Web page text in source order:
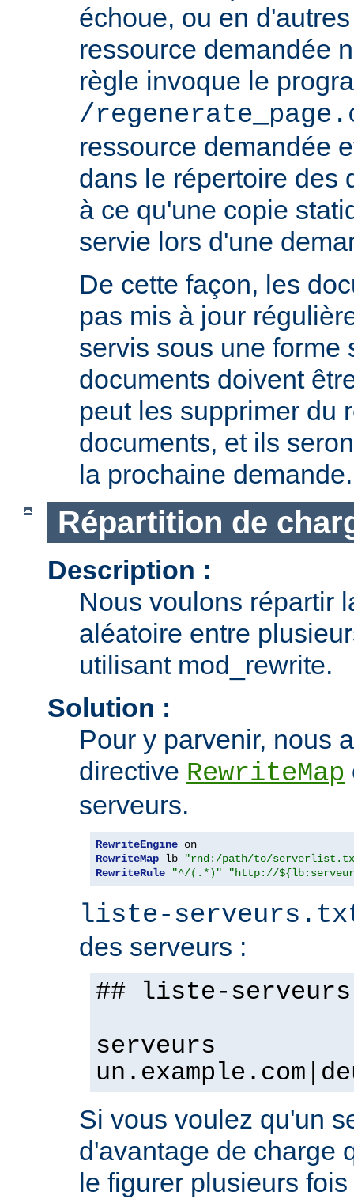
échoue, ou en
ressource demandée
règle invoque le
/
ressource demandée
dans le répertoire des
à ce qu'une copie
servie lors d'une
De cette façon, les
pas mis à jour
servis sous une forme
documents doivent
peut les supprimer du
documents, et ils
la prochaine demande.
Répartition de
Description :
Nous voulons répartir
aléatoire entre
utilisant mod_rewrite.
Solution :
Pour y parvenir, nous
directive RewriteMap
serveurs.
RewriteEngine
RewriteMap lb
"rnd:/path/to/
RewriteRule
"^/(.*)" "http://
liste-
des serveurs :
## liste-
serveurs
Si vous voulez qu'un
d'avantage de charge
le figurer plusieurs